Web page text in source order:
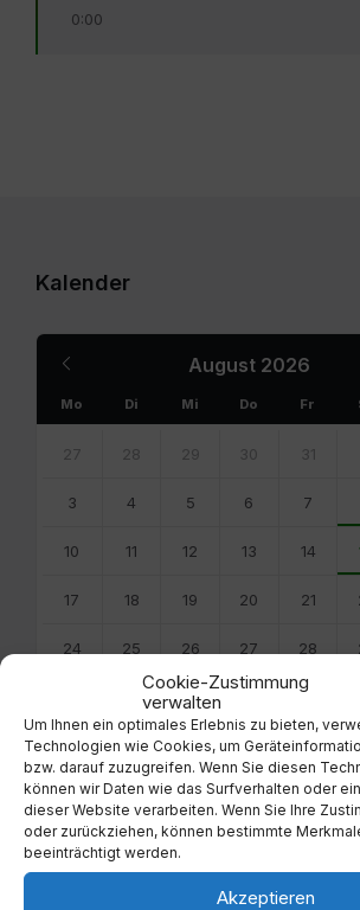
Cookie-Zustimmung
verwalten
Um Ihnen ein optimales Erlebnis zu bieten,
Technologien wie Cookies, um
bzw. darauf zuzugreifen. Wenn Sie diesen
können wir Daten wie das Surfverhalten oder
dieser Website verarbeiten. Wenn Sie Ihre
oder zurückziehen, können bestimmte
beeinträchtigt werden.
Akzeptieren
0:00
Kalender
August 2026
Month
Mo Di Mi Do Fr
calendar
27 28 29 30 31
3 4 5 6 7
10 11 12 13 14
17 18 19 20 21
24 25 26 27 28
2 4
Back
to
calendar
days
Filter